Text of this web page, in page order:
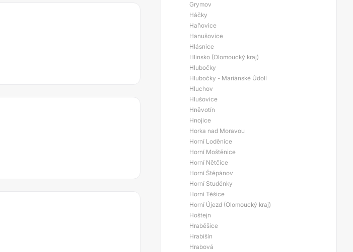
Grymov
Háčky
Haňovice
Hanušovice
Hlásnice
Hlinsko (Olomoucký kraj)
Hlubočky
Hlubočky - Mariánské Údolí
Hluchov
Hlušovice
Hněvotín
Hnojice
Horka nad Moravou
Horní Loděnice
Horní Moštěnice
Horní Nětčice
Horní Štěpánov
Horní Studénky
Horní Těšice
Horní Újezd (Olomoucký kraj)
Hoštejn
Hraběšice
Hrabišín
Hrabová